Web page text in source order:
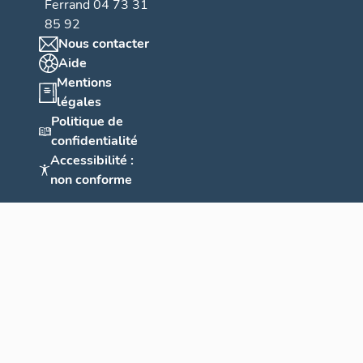
Ferrand 04 73 31
85 92
Nous contacter
Aide
Mentions
légales
Politique de
confidentialité
Accessibilité :
non conforme